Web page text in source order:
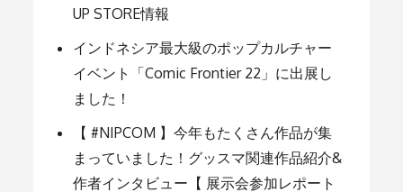
ー
シ
ョ
UP STORE情報
インドネシア最大級のポップカルチャー
イベント「Comic Frontier 22」に出展し
ました！
【 #NIPCOM 】今年もたくさん作品が集
まっていました！グッスマ関連作品紹介&
作者インタビュー【 展示会参加レポート